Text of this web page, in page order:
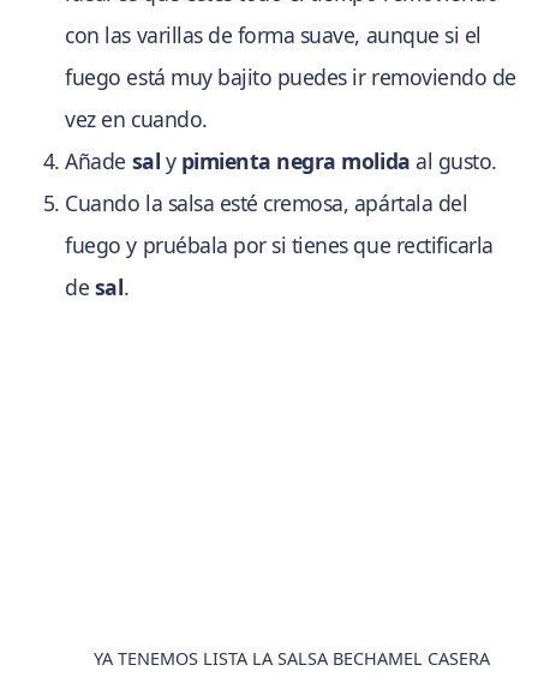
con las varillas de forma suave, aunque si el
fuego está muy bajito puedes ir removiendo de
vez en cuando.
Añade sal y pimienta negra molida al gusto.
Cuando la salsa esté cremosa, apártala del
fuego y pruébala por si tienes que rectificarla
de sal.
YA TENEMOS LISTA LA SALSA BECHAMEL CASERA